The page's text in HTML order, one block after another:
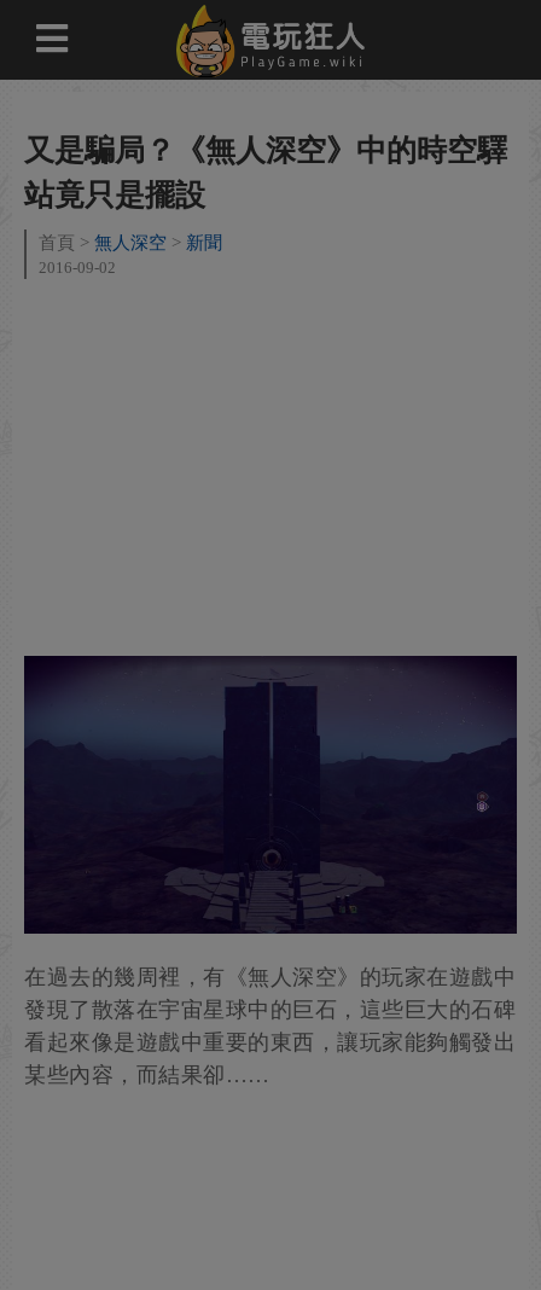
又是騙局？《無人深空》中的時空驛
站竟只是擺設
首頁 無人深空 新聞
2016-09-02
在過去的幾周裡，有《無人深空》的玩家在遊戲中
發現了散落在宇宙星球中的巨石，這些巨大的石碑
看起來像是遊戲中重要的東西，讓玩家能夠觸發出
某些內容，而結果卻……